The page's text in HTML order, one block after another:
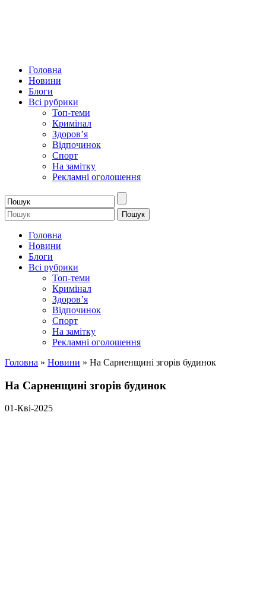
Головна
Новини
Блоги
Всі рубрики
Топ-теми
Кримінал
Здоров’я
Відпочинок
Спорт
На замітку
Рекламні оголошення
Головна
Новини
Блоги
Всі рубрики
Топ-теми
Кримінал
Здоров’я
Відпочинок
Спорт
На замітку
Рекламні оголошення
Головна » Новини » На Сарненщині згорів будинок
На Сарненщині згорів будинок
01-Кві-2025